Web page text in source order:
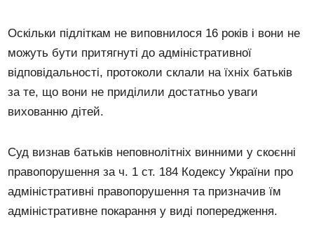
Оскільки підліткам не виповнилося 16 років і вони не
можуть бути притягнуті до адміністративної
відповідальності, протоколи склали на їхніх батьків
за те, що вони не приділили достатньо уваги
вихованню дітей.
Суд визнав батьків неповнолітніх винними у скоєнні
правопорушення за ч. 1 ст. 184 Кодексу України про
адміністративні правопорушення та призначив їм
адміністративне покарання у виді попередження.